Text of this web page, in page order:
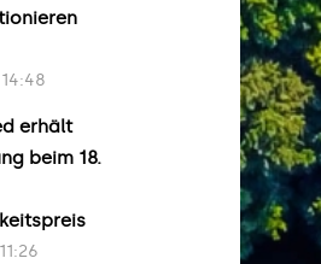
erhält
beim 18.